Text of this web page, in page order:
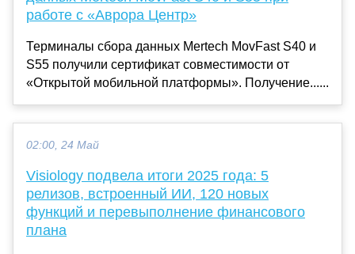
работе с «Аврора Центр»
Терминалы сбора данных Mertech MovFast S40 и
S55 получили сертификат совместимости от
«Открытой мобильной платформы». Получение......
02:00, 24 Май
Visiology подвела итоги 2025 года: 5
релизов, встроенный ИИ, 120 новых
функций и перевыполнение финансового
плана